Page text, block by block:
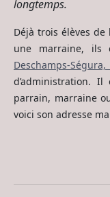
longtemps.
Déjà trois élèves
une marraine,
Deschamps-
d’administration.
parrain, marraine
voici son adresse